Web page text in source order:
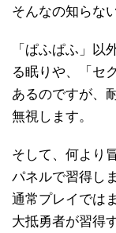
そんなの知らな
「ぱふぱふ」以
る眠りや、「セ
あるのですが、
無視します。
そして、何より
パネルで習得し
通常プレイでは
大抵勇者が習得